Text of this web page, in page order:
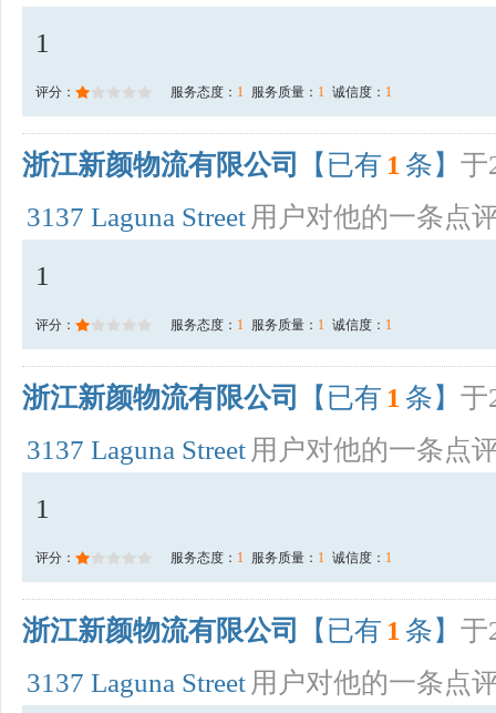
1
评分： 服务态度： 1 服务质量： 1 诚信度： 1
浙江新颜物流有限公司 【已有 1 条】 于
3137 Laguna Street 用户对他的一条点
1
评分： 服务态度： 1 服务质量： 1 诚信度： 1
浙江新颜物流有限公司 【已有 1 条】 于
3137 Laguna Street 用户对他的一条点
1
评分： 服务态度： 1 服务质量： 1 诚信度： 1
浙江新颜物流有限公司 【已有 1 条】 于
3137 Laguna Street 用户对他的一条点